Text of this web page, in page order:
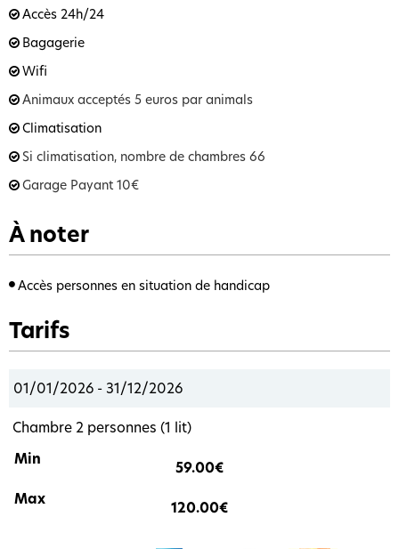
Accès 24h/24
Bagagerie
Wifi
Animaux acceptés 5 euros par animals
Climatisation
Si climatisation, nombre de chambres 66
Garage Payant 10€
À noter
Accès personnes en situation de handicap
Tarifs
01/01/2026 - 31/12/2026
Chambre 2 personnes (1 lit)
59.00€
120.00€